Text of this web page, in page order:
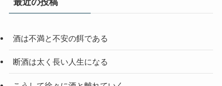
最近の投稿
酒は不満と不安の餌である
断酒は太く長い人生になる